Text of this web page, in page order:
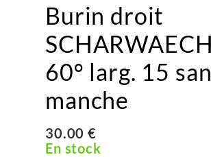
Burin droit
60° larg. 15
manche
30.00 €
En stock